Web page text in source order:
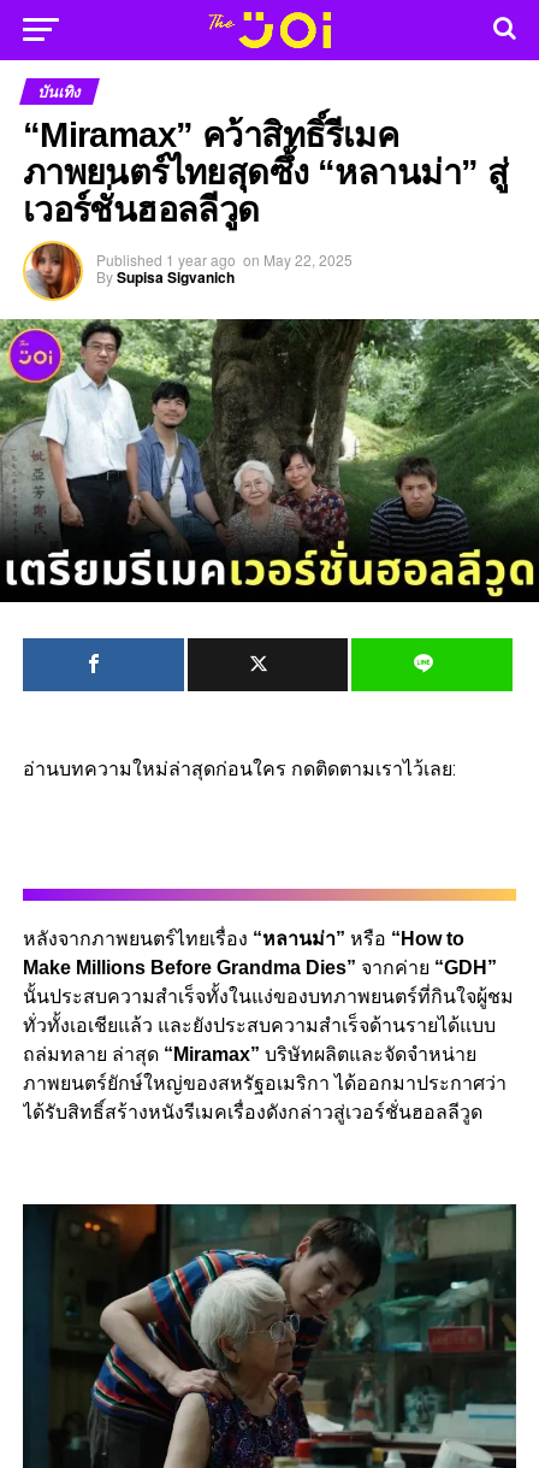
บันเทิง
“Miramax” คว้าสิทธิ์รีเมค
ภาพยนตร์ไทยสุดซึ้ง “หลานม่า” สู่
เวอร์ชั่นฮอลลีวูด
Published 1 year ago on May 22, 2025
BySupisa Sigvanich
อ่านบทความใหม่ล่าสุดก่อนใคร กดติดตามเราไว้เลย:
หลังจากภาพยนตร์ไทยเรื่อง “หลานม่า” หรือ “How to
Make Millions Before Grandma Dies” จากค่าย “GDH”
นั้นประสบความสำเร็จทั้งในแง่ของบทภาพยนตร์ที่กินใจผู้ชม
ทั่วทั้งเอเชียแล้ว และยังประสบความสำเร็จด้านรายได้แบบ
ถล่มทลาย ล่าสุด “Miramax” บริษัทผลิตและจัดจำหน่าย
ภาพยนตร์ยักษ์ใหญ่ของสหรัฐอเมริกา ได้ออกมาประกาศว่า
ได้รับสิทธิ์สร้างหนังรีเมคเรื่องดังกล่าวสู่เวอร์ชั่นฮอลลีวูด